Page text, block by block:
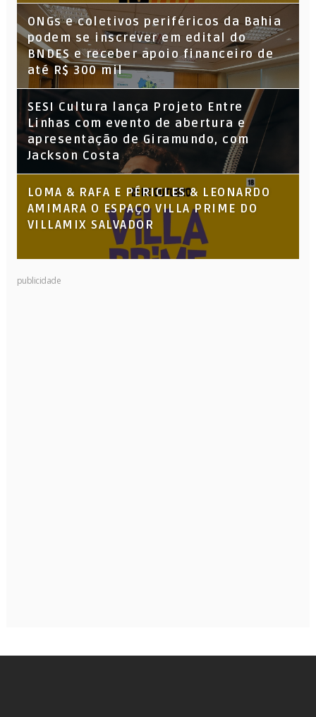
ONGs e coletivos periféricos da Bahia
podem se inscrever em edital do
BNDES e receber apoio financeiro de
até R$ 300 mil
SESI Cultura lança Projeto Entre
Linhas com evento de abertura e
apresentação de Giramundo, com
Jackson Costa
LOMA & RAFA E PÉRICLES & LEONARDO
AMIMARA O ESPAÇO VILLA PRIME DO
VILLAMIX SALVADOR
publicidade